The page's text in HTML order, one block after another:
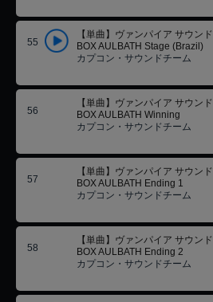
55
【単曲】ヴァンパイア サウンド
BOX AULBATH Stage (Brazil)
カプコン・サウンドチーム
56
【単曲】ヴァンパイア サウンド
BOX AULBATH Winning
カプコン・サウンドチーム
57
【単曲】ヴァンパイア サウンド
BOX AULBATH Ending 1
カプコン・サウンドチーム
58
【単曲】ヴァンパイア サウンド
BOX AULBATH Ending 2
カプコン・サウンドチーム